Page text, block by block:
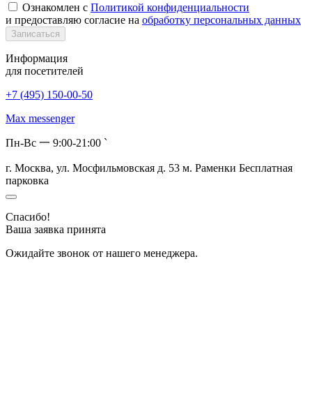
Ознакомлен с Политикой конфиденциальности
и предоставляю согласие на обработку персональных данных
Записаться
Информация
для посетителей
+7 (495) 150-00-50
Max messenger
Пн-Вс 一 9:00-21:00 `
г. Москва, ул. Мосфильмовская д. 53 м. Раменки Бесплатная
парковка
Спасибо!
Ваша заявка принята
Ожидайте звонок от нашего менеджера.